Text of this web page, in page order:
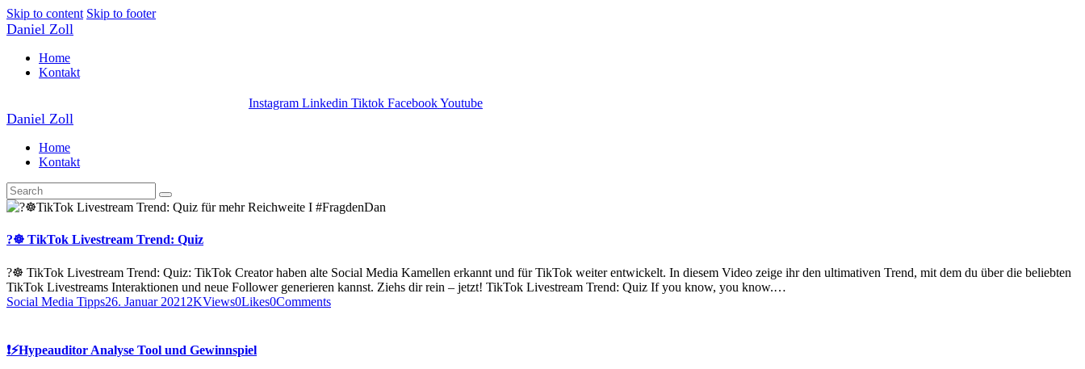
Skip to content Skip to footer
Daniel Zoll
Home
Kontakt
Instagram Linkedin Tiktok FacebookYoutube
Daniel Zoll
Home
Kontakt
?☸️ TikTok Livestream Trend: Quiz
?☸️ TikTok Livestream Trend: Quiz: TikTok Creator haben alte Social Media Kamellen erkannt und für TikTok weiter entwickelt. In diesem Video zeige ihr den ultimativen Trend, mit dem du über die beliebten
TikTok Livestreams Interaktionen und neue Follower generieren kannst. Ziehs dir rein – jetzt! TikTok Livestream Trend: Quiz If you know, you know.…
Social Media Tipps26. Januar 2021 2KViews0Likes0Comments
❗️⚡️Hypeauditor Analyse Tool und Gewinnspiel